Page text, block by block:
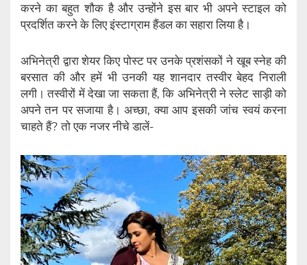
करने का बहुत शौक है और उन्होंने इस बार भी अपने स्टाइल को
प्रदर्शित करने के लिए इंस्टाग्राम हैंडल का सहारा लिया है।
अभिनेत्री द्वारा शेयर किए पोस्ट पर उनके प्रशंसकों ने खूब स्नेह की
बरसात की और हमें भी उनकी यह शानदार तस्वीर बेहद निराली
लगी। तस्वीरों में देखा जा सकता हैं, कि अभिनेत्री ने स्लेट साड़ी को
अपने तन पर सजाया है। अच्छा, क्या आप इसकी जांच स्वयं करना
चाहते हैं? तो एक नजर नीचे डालें-